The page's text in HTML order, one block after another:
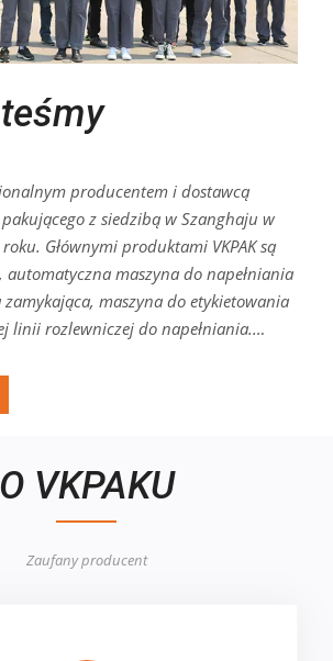
producentem i dostawcą
z siedzibą w Szanghaju w
Głównymi produktami VKPAK są
automatyczna maszyna do napełniania
maszyna do etykietowania
linii rozlewniczej do napełniania.…
O VKPAKU
Zaufany producent